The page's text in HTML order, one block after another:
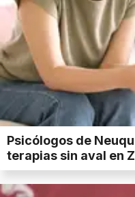
Psicólogos de
terapias sin aval en